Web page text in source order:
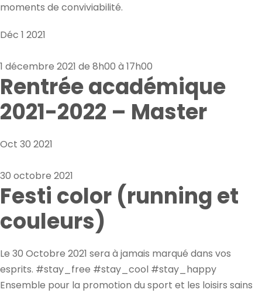
moments de conviviabilité.
Déc 1 2021
1 décembre 2021 de 8h00 à 17h00
Rentrée académique
2021-2022 – Master
Oct 30 2021
30 octobre 2021
Festi color (running et
couleurs)
Le 30 Octobre 2021 sera à jamais marqué dans vos
esprits. #stay_free #stay_cool #stay_happy
Ensemble pour la promotion du sport et les loisirs sains